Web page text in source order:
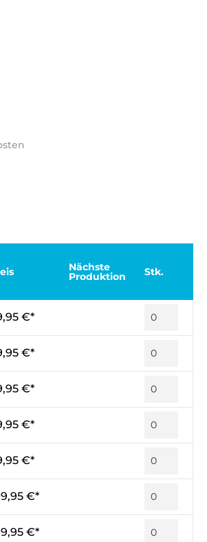
Nächste
Produktion Stk.
€*
€*
€*
€*
€*
€*
€*